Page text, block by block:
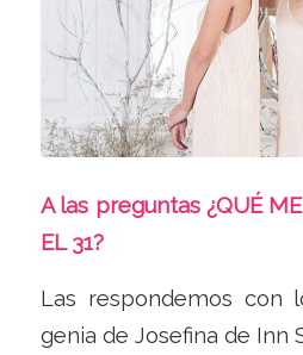
A las preguntas ¿QUÉ
EL 31?
Las respondemos con
genia de Josefina de Inn